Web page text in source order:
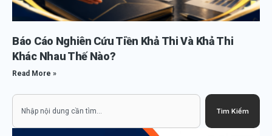
Báo Cáo Nghiên Cứu Tiền Khả Thi Và Khả Thi
Khác Nhau Thế Nào?
Read More »
Tìm Kiếm